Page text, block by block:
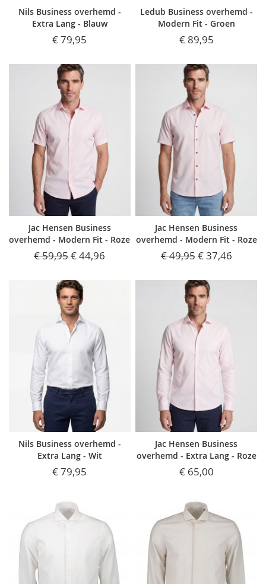
Nils Business overhemd -
Extra Lang - Blauw
€ 79,95
Ledub Business overhemd -
Modern Fit - Groen
€ 89,95
Jac Hensen Business
overhemd - Modern Fit - Roze
€ 59,95€ 44,96
Jac Hensen Business
overhemd - Modern Fit - Roze
€ 49,95€ 37,46
Nils Business overhemd -
Extra Lang - Wit
€ 79,95
Jac Hensen Business
overhemd - Extra Lang - Roze
€ 65,00